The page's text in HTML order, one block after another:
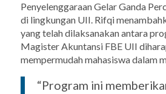
Penyelenggaraan Gelar Ganda
di lingkungan UII. Rifqi
yang telah dilaksanakan antara
Magister Akuntansi FBE UII
mempermudah mahasiswa dalam
“Program ini